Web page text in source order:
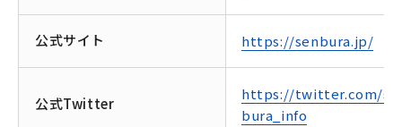
公式サイト https://senbura.jp/
公式Twitter
https://twitter.com/
bura_info